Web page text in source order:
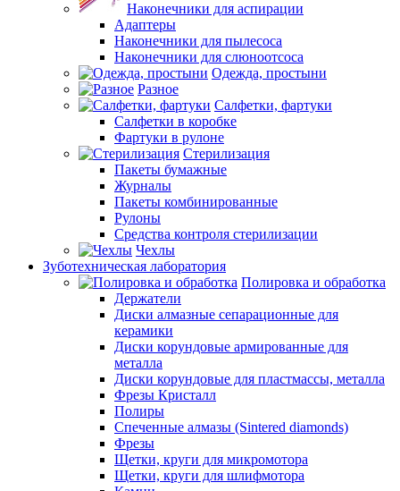
Наконечники для аспирации
Адаптеры
Наконечники для пылесоса
Наконечники для слюноотсоса
Одежда, простыни
Разное
Салфетки, фартуки
Салфетки в коробке
Фартуки в рулоне
Стерилизация
Пакеты бумажные
Журналы
Пакеты комбинированные
Рулоны
Средства контроля стерилизации
Чехлы
Зуботехническая лаборатория
Полировка и обработка
Держатели
Диски алмазные сепарационные для
керамики
Диски корундовые армированные для
металла
Диски корундовые для пластмассы, металла
Фрезы Кристалл
Полиры
Спеченные алмазы (Sintered diamonds)
Фрезы
Щетки, круги для микромотора
Щетки, круги для шлифмотора